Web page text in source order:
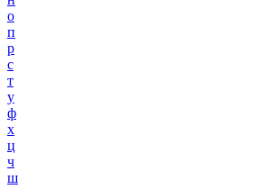
о
п
р
с
т
у
ф
х
ц
ч
ш